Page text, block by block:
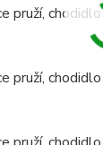
pruží,
pruží,